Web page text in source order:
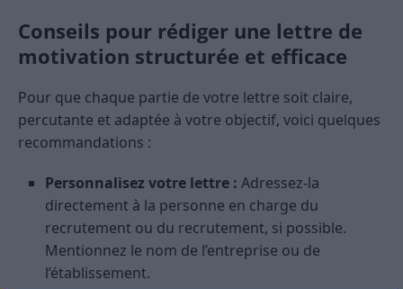
Conseils pour rédiger une lettre de
motivation structurée et efficace
Pour que chaque partie de votre lettre soit claire,
percutante et adaptée à votre objectif, voici quelques
recommandations :
Personnalisez votre lettre : Adressez-la
directement à la personne en charge du
recrutement ou du recrutement, si possible.
Mentionnez le nom de l’entreprise ou de
l’établissement.